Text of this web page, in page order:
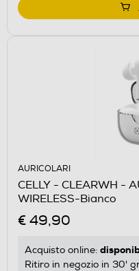
AURICOLARI
CELLY - CLEARWH -
WIRELESS-Bianco
€ 49,90
Acquisto online:
Ritiro in negozio in 30'